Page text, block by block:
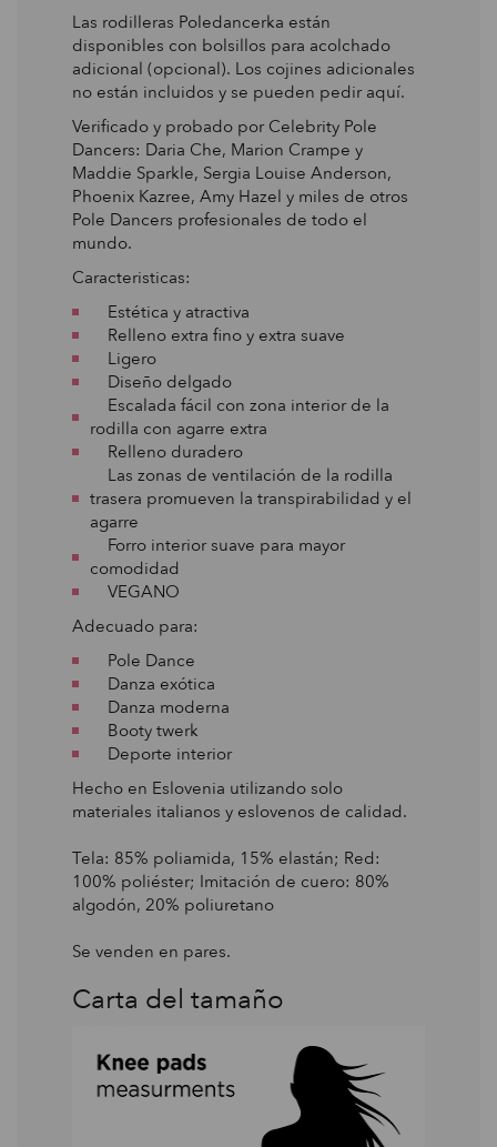
Las rodilleras Poledancerka están
disponibles con bolsillos para acolchado
adicional (opcional). Los cojines adicionales
no están incluidos y se pueden pedir aquí.
Verificado y probado por Celebrity Pole
Dancers: Daria Che, Marion Crampe y
Maddie Sparkle, Sergia Louise Anderson,
Phoenix Kazree, Amy Hazel y miles de otros
Pole Dancers profesionales de todo el
mundo.
Caracteristicas:
Estética y atractiva
Relleno extra fino y extra suave
Ligero
Diseño delgado
Escalada fácil con zona interior de la
rodilla con agarre extra
Relleno duradero
Las zonas de ventilación de la rodilla
trasera promueven la transpirabilidad y el
agarre
Forro interior suave para mayor
comodidad
VEGANO
Adecuado para:
Pole Dance
Danza exótica
Danza moderna
Booty twerk
Deporte interior
Hecho en Eslovenia utilizando solo
materiales italianos y eslovenos de calidad.
Tela: 85% poliamida, 15% elastán; Red:
100% poliéster; Imitación de cuero: 80%
algodón, 20% poliuretano
Se venden en pares.
Carta del tamaño